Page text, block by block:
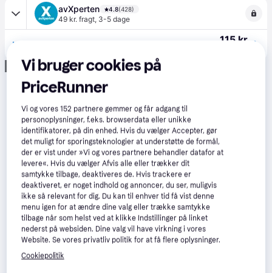
avXperten 4.8(428)
49 kr. fragt, 3-5 dage
115 kr.
Annonce
Vi bruger cookies på
PriceRunner
Vi og vores152 partnere gemmer og får adgang til
personoplysninger, f.eks. browserdata eller unikke
identifikatorer, på din enhed. Hvis du vælger Accepter, gør
det muligt for sporingsteknologier at understøtte de formål,
der er vist under »Vi og vores partnere behandler datafor at
levere«. Hvis du vælger Afvis alle eller trækker dit
samtykke tilbage, deaktiveres de. Hvis trackere er
deaktiveret, er noget indhold og annoncer, du ser, muligvis
ikke så relevant for dig. Du kan til enhver tid få vist denne
menu igen for at ændre dine valg eller trække samtykke
tilbage når som helst ved at klikke Indstillinger på linket
nederst på websiden. Dine valg vil have virkning i vores
Website. Se vores privatliv politik for at få flere oplysninger.
Cookiepolitik